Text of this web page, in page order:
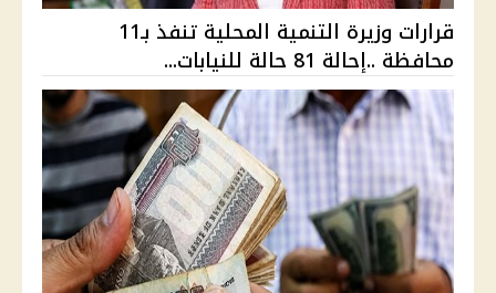
قرارات وزيرة التنمية المحلية تنفذ بـ11
محافظة ..إحالة 81 حالة للنيابات...